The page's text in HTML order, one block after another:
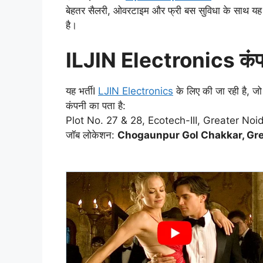
बेहतर सैलरी, ओवरटाइम और फ्री बस सुविधा के साथ
है।
ILJIN Electronics
यह भर्तीI LJIN Electronics के लिए की जा रही है,
कंपनी का पता है:
Plot No. 27 & 28, Ecotech-III, Greater
जॉब लोकेशन: Chogaunpur Gol Chakkar,